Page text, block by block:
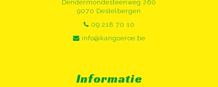
Dendermondesteenweg 260
9070 Destelbergen
09 218 70 10
info@kangoeroe.be
Informatie